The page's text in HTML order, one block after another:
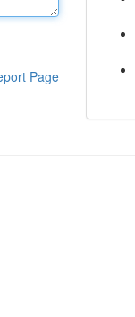
Page